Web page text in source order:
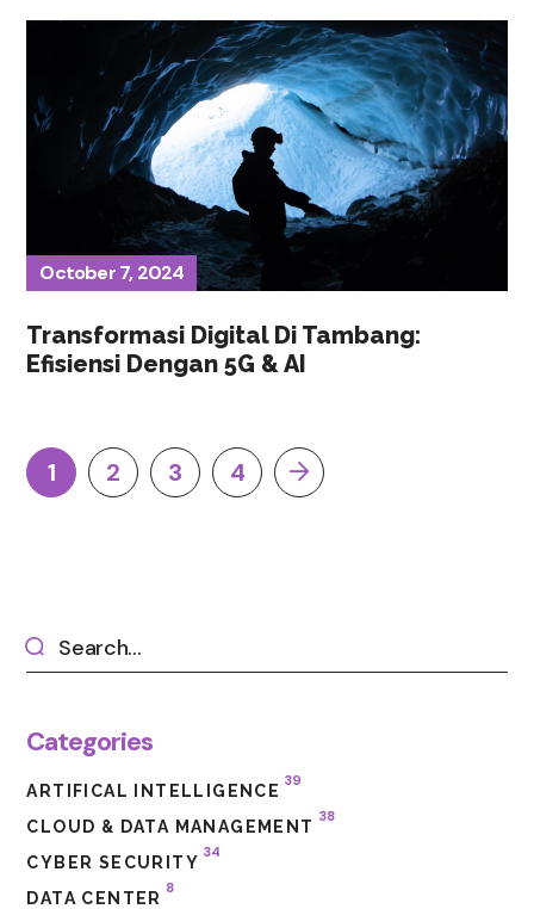
October 7, 2024
Transformasi Digital Di Tambang:
Efisiensi Dengan 5G & AI
1 2 3 4
Categories
ARTIFICAL INTELLIGENCE
39
CLOUD & DATA MANAGEMENT
38
CYBER SECURITY
34
DATA CENTER
8